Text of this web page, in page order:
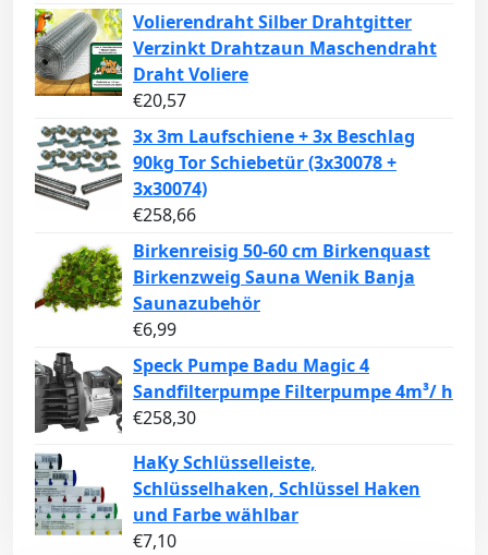
Volierendraht Silber Drahtgitter
Verzinkt Drahtzaun Maschendraht
Draht Voliere
€20,57
3x 3m Laufschiene + 3x Beschlag
90kg Tor Schiebetür (3x30078 +
3x30074)
€258,66
Birkenreisig 50-60 cm Birkenquast
Birkenzweig Sauna Wenik Banja
Saunazubehör
€6,99
Speck Pumpe Badu Magic 4
Sandfilterpumpe Filterpumpe 4m³/ h
€258,30
HaKy Schlüsselleiste,
Schlüsselhaken, Schlüssel Haken
und Farbe wählbar
€7,10